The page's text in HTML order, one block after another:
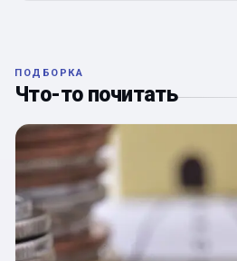
ПОДБОРКА
Что-то почитать